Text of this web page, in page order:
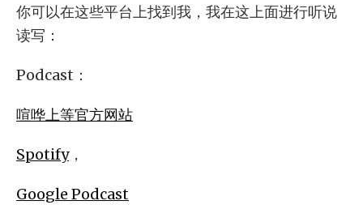
你可以在这些平台上找到我，我在这上面进行听说
读写：
Podcast：
喧哗上等官方网站
Spotify，
Google Podcast